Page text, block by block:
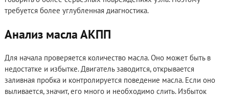
требуется более углубленная диагностика.
Анализ масла АКПП
Для начала проверяется количество масла. Оно может быть в
недостатке и избытке. Двигатель заводится, открывается
заливная пробка и контролируется поведение масла. Если оно
выливается, значит, его много и необходимо слить. Избыток